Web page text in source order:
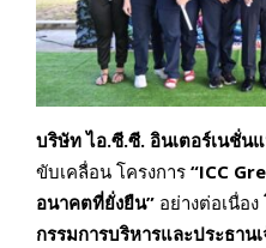
บริษัท ไอ.ซี.ซี. อินเตอร์เนชั่น
ขับเคลื่อน โครงการ “ICC
อนาคตที่ยั่งยืน” อย่างต่อเนื่อ
กรรมการบริหารและประธาน